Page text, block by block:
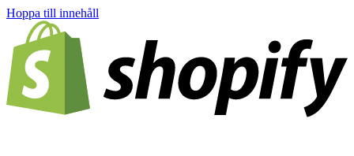
Hoppa till innehåll